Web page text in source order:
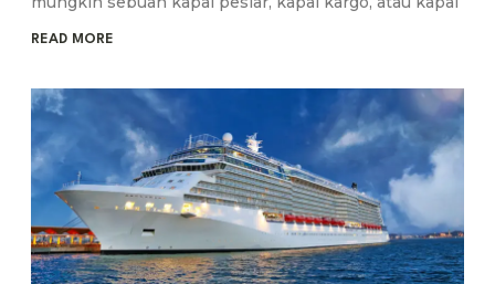
READ MORE